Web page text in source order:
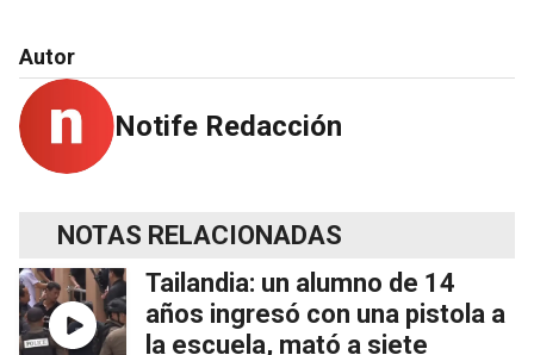
Autor
Notife Redacción
NOTAS RELACIONADAS
Tailandia: un alumno de 14
años ingresó con una pistola a
la escuela, mató a siete